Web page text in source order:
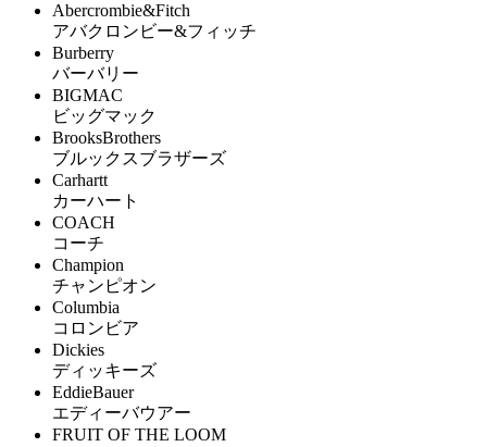
Abercrombie&Fitch
アバクロンビー&フィッチ
Burberry
バーバリー
BIGMAC
ビッグマック
BrooksBrothers
ブルックスブラザーズ
Carhartt
カーハート
COACH
コーチ
Champion
チャンピオン
Columbia
コロンビア
Dickies
ディッキーズ
EddieBauer
エディーバウアー
FRUIT OF THE LOOM